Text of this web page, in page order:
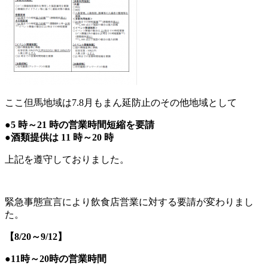
ここ但馬地域は7.8月もまん延防止のその他地域として
●5 時～21 時の営業時間短縮を要請
●酒類提供は 11 時～20 時
上記を遵守しておりました。
緊急事態宣言により飲食店営業に対する要請が変わりまし
た。
【8/20～9/12】
●11時～20時の営業時間